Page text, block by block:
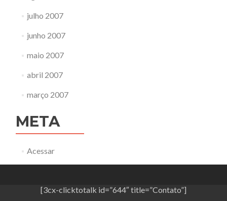
julho 2007
junho 2007
maio 2007
abril 2007
março 2007
META
Acessar
[3cx-clicktotalk id=”644″ title=”Contato”]